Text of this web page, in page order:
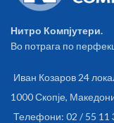
Нитро Компјутери.
Во потрага по
Иван Козаров 24
1000 Скопје,
Телефони: 02 / 55 11